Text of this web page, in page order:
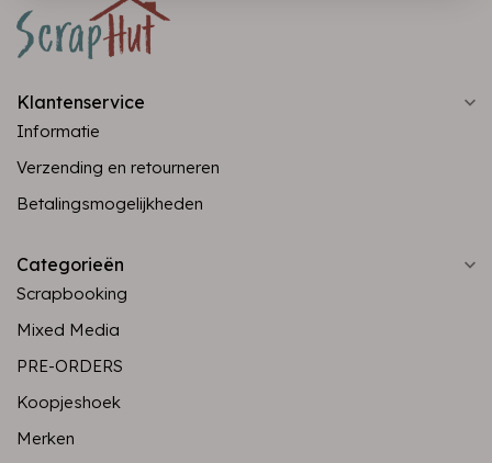
Klantenservice
Informatie
Verzending en retourneren
Betalingsmogelijkheden
Categorieën
Scrapbooking
Mixed Media
PRE-ORDERS
Koopjeshoek
Merken